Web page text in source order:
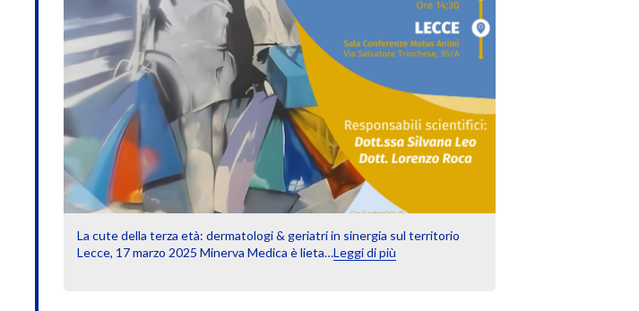
La cute della terza età: dermatologi & geriatri in sinergia sul territorio
Lecce, 17 marzo 2025 Minerva Medica è lieta…Leggi di più